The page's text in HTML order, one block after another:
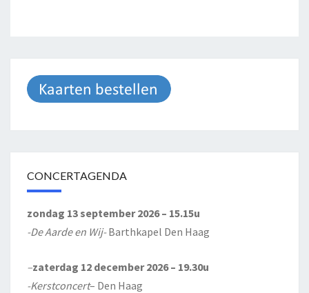
CONCERTAGENDA
zondag 13 september 2026 – 15.15u
-De Aarde en Wij-Barthkapel Den Haag
–zaterdag 12 december 2026 – 19.30u
-Kerstconcert– Den Haag